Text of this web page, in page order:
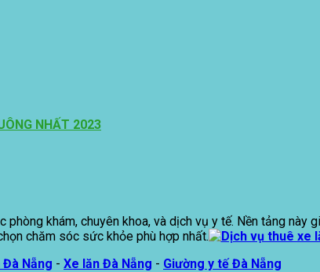
NHẤT 2023
khám, chuyên khoa, và dịch vụ y tế. Nền tảng
chăm sóc sức khỏe phù hợp nhất.
Nẵng - Xe lăn Đà Nẵng - Giường y tế Đà Nẵng